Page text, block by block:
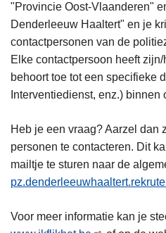
"Provincie Oost-Vlaanderen"
Denderleeuw Haaltert" en je
contactpersonen van de
Elke contactpersoon heeft
behoort toe tot een specifieke
Interventiedienst, enz.) binnen
Heb je een vraag? Aarzel dan
personen te contacteren. Dit
mailtje te sturen naar de
Voor meer informatie kan je